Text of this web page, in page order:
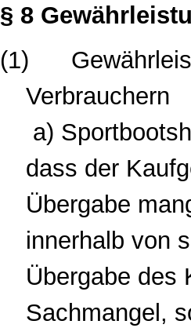
§ 8
(1)
Verbrauchern
a)
dass der
Übergabe
innerhalb von
Übergabe
Sachmangel,